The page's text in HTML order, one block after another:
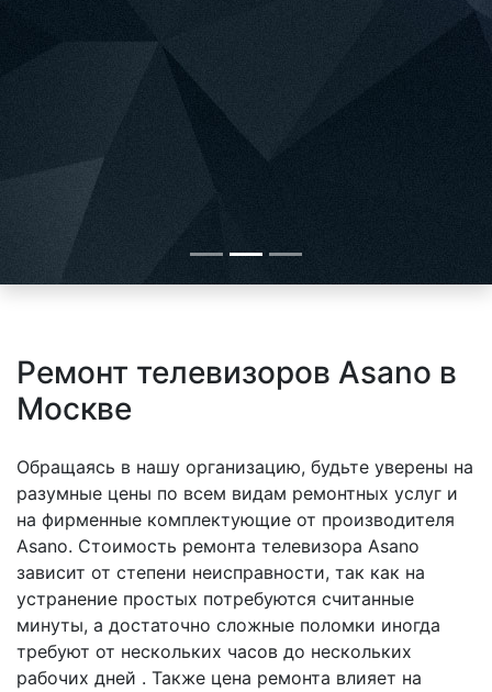
Ремонт телевизоров Asano в
Москве
Обращаясь в нашу организацию, будьте уверены на
разумные цены по всем видам ремонтных услуг и
на фирменные комплектующие от производителя
Asano. Стоимость ремонта телевизора Asano
зависит от степени неисправности, так как на
устранение простых потребуются считанные
минуты, а достаточно сложные поломки иногда
требуют от нескольких часов до нескольких
рабочих дней . Также цена ремонта влияет на